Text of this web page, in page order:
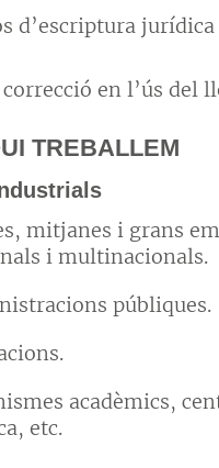
d’escriptura jurídica
en l’ús del
TREBALLEM
mitjanes i grans
i multinacionals.
públiques.
acadèmics,
etc.